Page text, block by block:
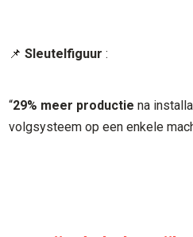
📌Sleutelfiguur :
“29% meer productie na
volgsysteem op een enkele